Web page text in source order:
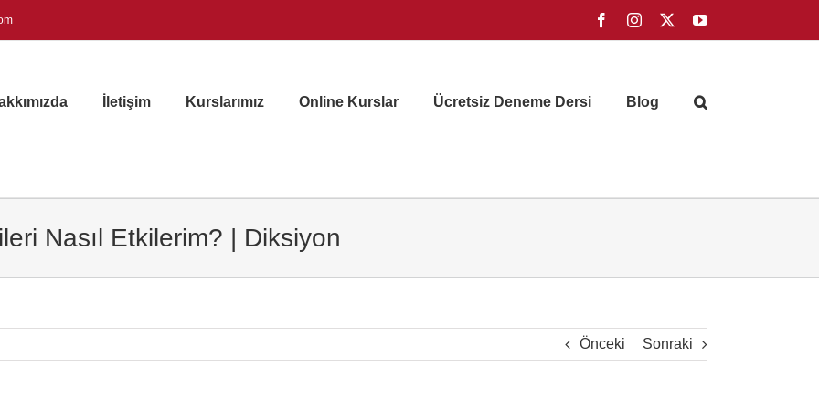
FacebookInstagram YouTube
İletişim Kurslarımız Online Kurslar Ücretsiz Deneme Dersi Blog
Nasıl Etkilerim? | Diksiyon
Önceki Sonraki